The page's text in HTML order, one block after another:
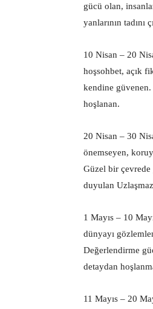
gücü olan,
yanlarının
10 Nisan – 20
hoşsohbet, açık
kendine güvenen.
hoşlanan.
20 Nisan – 30
önemseyen,
Güzel bir çevrede
duyulan
1 Mayıs – 10
dünyayı
Değerlendirme
detaydan
11 Mayıs – 20